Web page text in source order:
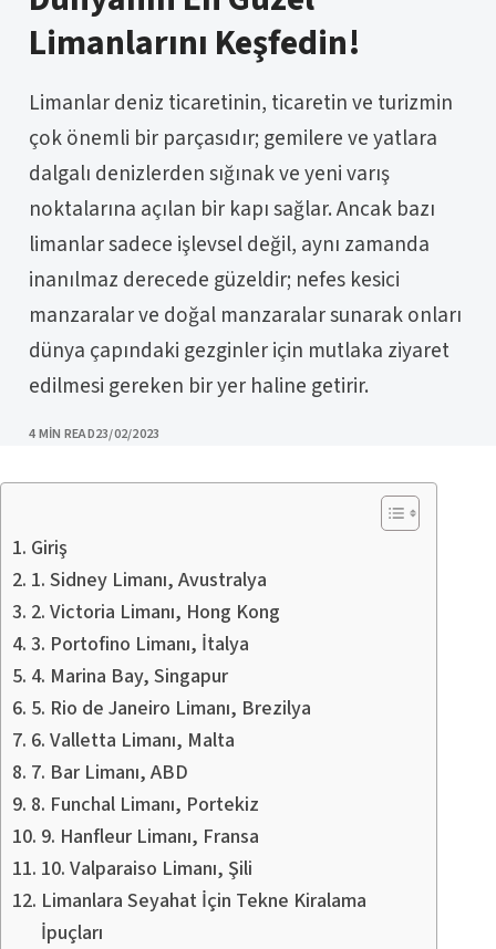
Limanlarını Keşfedin!
Limanlar deniz ticaretinin, ticaretin ve turizmin
çok önemli bir parçasıdır; gemilere ve yatlara
dalgalı denizlerden sığınak ve yeni varış
noktalarına açılan bir kapı sağlar. Ancak bazı
limanlar sadece işlevsel değil, aynı zamanda
inanılmaz derecede güzeldir; nefes kesici
manzaralar ve doğal manzaralar sunarak onları
dünya çapındaki gezginler için mutlaka ziyaret
edilmesi gereken bir yer haline getirir.
4 MIN READPUBLISHED
23/02/2023
Giriş
1. Sidney Limanı, Avustralya
2. Victoria Limanı, Hong Kong
3. Portofino Limanı, İtalya
4. Marina Bay, Singapur
5. Rio de Janeiro Limanı, Brezilya
6. Valletta Limanı, Malta
7. Bar Limanı, ABD
8. Funchal Limanı, Portekiz
9. Hanfleur Limanı, Fransa
10. Valparaiso Limanı, Şili
Limanlara Seyahat İçin Tekne Kiralama
İpuçları